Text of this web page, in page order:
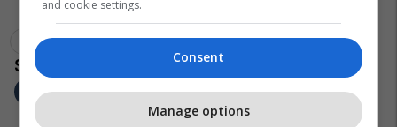
Feti Univeristeti Kirili Dhe Metodi Arsimi Në Maqedoni
and cookie settings.
Consent
Manage options